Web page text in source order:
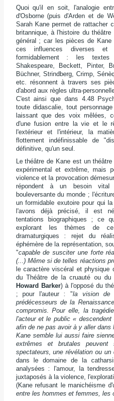
Quoi qu'il en soit, l'analogie
d'Osborne (puis d'Arden et de
Sarah Kane permet de rattacher
britannique, à l'histoire du
général ; car les pièces de
ces influences diverses et
formidablement : les
Shakespeare, Beckett, Pinter,
Büchner, Strindberg, Crimp,
etc. résonnent à travers ses
d'abord aux règles ultra-
C'est ainsi que dans 4.48
toute didascalie, tout
laissant que des voix mêlées,
d'une fusion entre la vie et le
l'extérieur et l'intérieur, la
flottement indéfinissable de
définitive, qu'un seul.
Le théâtre de Kane est un
expérimental et extrême, mais
violence et la provocation
répondent à un besoin vital
bouleversante du monde ;
un formidable exutoire pour qui
l'avons déjà précisé, il est
tentations biographiques ; ce
explorant les thèmes de
dramaturgiques : rejet du
éphémère de la représentation,
"capable de susciter une forte
(...) Même si de telles réactions
le caractère viscéral et physique
du Théâtre de la cruauté ou du
Howard Barker) à l'opposé du
; pour l'auteur : "la vision de
prédécesseurs de la
compromis. Pour elle, la
l'acteur et le public «
afin de ne pas avoir à y aller
Kane semble lui aussi faire
extrêmes et brutales
spectateurs, une révélation ou un
dans le domaine de la
analysées : l'amour, la
juxtaposés à la violence,
(Kane refusant le manichéisme
entre les hommes et femmes, les